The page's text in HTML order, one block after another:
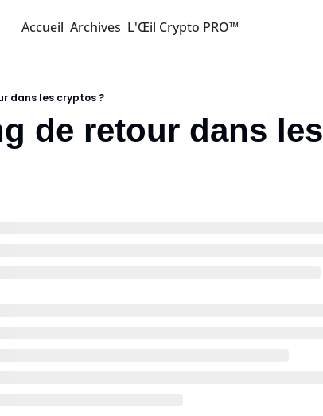
Accueil Archives L'Œil Crypto PRO™
dans les cryptos ?
de retour dans les